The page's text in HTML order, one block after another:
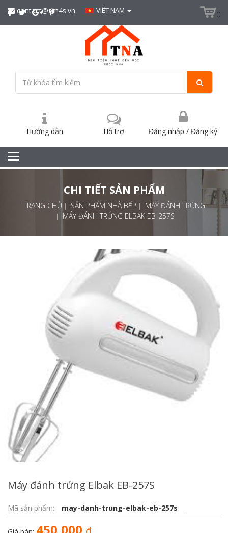
contact@sm4s.vn VIÊT NAM 0
Đăng nhập/Đăng ký
Hướng dẫn Hỗ trợ
CHI TIẾT SẢN PHẨM
TRANG CHỦ SẢN PHẨM NHÀ BẾP
MÁY ĐÁNH TRỨNG
MÁY ĐÁNH TRỨNG ELBAK EB-257S
Máy đánh trứng Elbak EB-257S
Mã sản phẩm: may-danh-trung-elbak-eb-257s